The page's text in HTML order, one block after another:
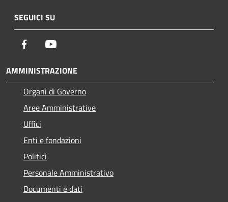
SEGUICI SU
Facebook
AMMINISTRAZIONE
Organi di Governo
Aree Amministrative
Uffici
Enti e fondazioni
Politici
Personale Amministrativo
Documenti e dati